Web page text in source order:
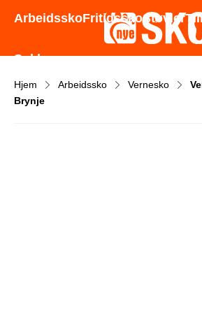
Godt utvalg - Gode priser -
ArbeidsskoFritidsskoStøvler
Sokker
Hjem Arbeidssko Vernesko
Brynje